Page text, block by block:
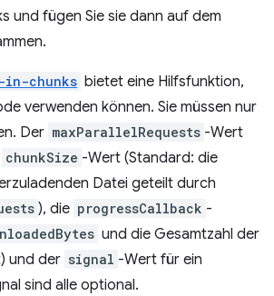
und fügen Sie sie dann auf dem
chunks bietet eine Hilfsfunktion,
verwenden können. Sie müssen nur
Der maxParallelRequests -Wert
chunkSize -Wert (Standard: die
Datei geteilt durch
), die progressCallback -
und die Gesamtzahl der
und der signal -Wert für ein
sind alle optional.